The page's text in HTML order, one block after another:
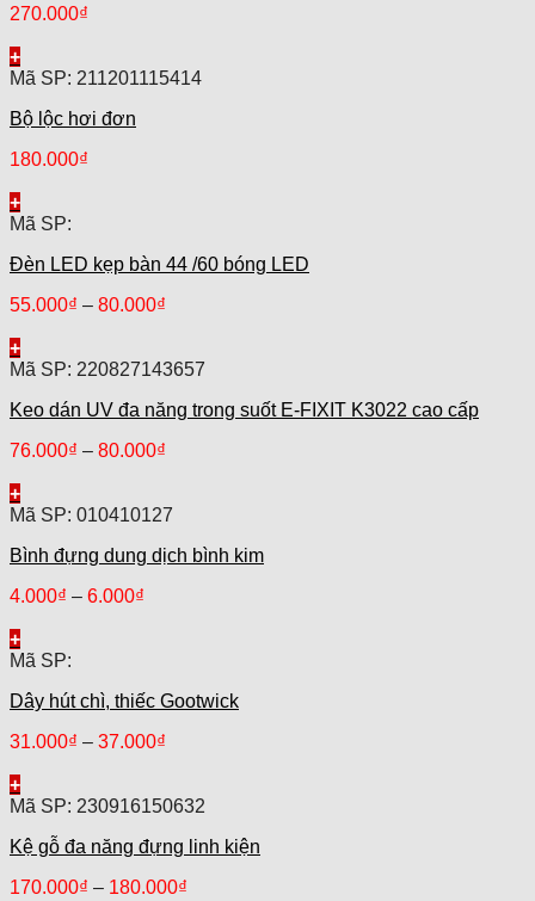
270.000₫
+
Mã SP: 211201115414
Bộ lộc hơi đơn
180.000₫
+
Mã SP:
Đèn LED kẹp bàn 44 /60 bóng LED
55.000₫ – 80.000₫
+
Mã SP: 220827143657
Keo dán UV đa năng trong suốt E-FIXIT K3022 cao cấp
76.000₫ – 80.000₫
+
Mã SP: 010410127
Bình đựng dung dịch bình kim
4.000₫ – 6.000₫
+
Mã SP:
Dây hút chì, thiếc Gootwick
31.000₫ – 37.000₫
+
Mã SP: 230916150632
Kệ gỗ đa năng đựng linh kiện
170.000₫ – 180.000₫